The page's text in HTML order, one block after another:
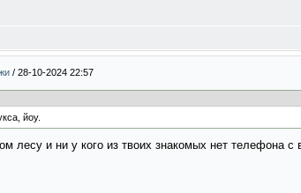
/ 28-10-2024 22:57
йоу.
лесу и ни у кого из твоих знакомых нет телефона